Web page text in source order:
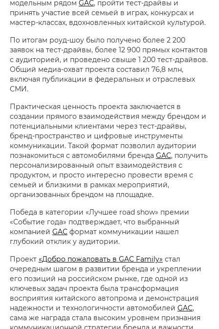
модельным рядом GAC, пройти тест-драйвы и
принять участие всей семьей в играх, конкурсах и
мастер-классах, вдохновленных китайской культурой.
По итогам роуд-шоу было получено более 2 200
заявок на тест-драйвы, более 12 900 прямых контактов
с аудиторией, и проведено свыше 1 200 тест-драйвов.
Общий медиа-охват проекта составил 76,8 млн,
включая публикации в федеральных и отраслевых
СМИ.
Практическая ценность проекта заключается в
создании прямого взаимодействия между брендом и
потенциальными клиентами через тест-драйвы,
бренд-пространство и цифровые инструменты
коммуникации. Такой формат позволил аудитории
познакомиться с автомобилями бренда GAC, получить
персонализированный опыт взаимодействия с
продуктом, и просто интересно провести время с
семьей и близкими в рамках мероприятий,
организованных брендом на площадке.
Победа в категории «Лучшее road show» премии
«Событие года» подтверждает, что выбранный
компанией GAC формат коммуникации нашел
глубокий отклик у аудитории.
Проект «Добро пожаловать в GAC Family» стал
очередным шагом в развитии бренда и укреплении
его позиций на российском рынке, где одной из
ключевых задач проекта была трансформация
восприятия китайского автопрома и демонстрация
надежности и технологичности автомобилей GAC,
сама же награда стала высоким уровнем признания